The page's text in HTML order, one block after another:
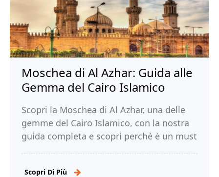
Moschea di Al Azhar: Guida alle
Gemma del Cairo Islamico
Scopri la Moschea di Al Azhar, una delle
gemme del Cairo Islamico, con la nostra
guida completa e scopri perché è un must
Scopri Di Più